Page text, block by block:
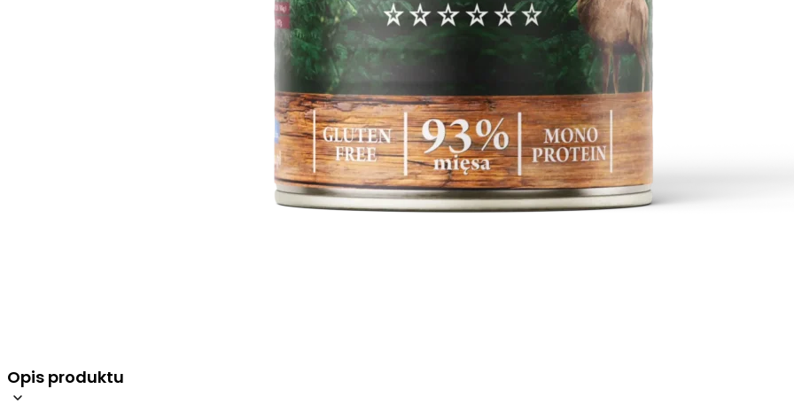
Opis produktu
Wykorzystujemy pliki cookie do spersonalizowania treści i reklam, aby oferować funkcje społecznościowe i
witrynie. Informacje o tym, jak korzystasz z naszej witryny, udostępniamy partnerom społecznościowym,